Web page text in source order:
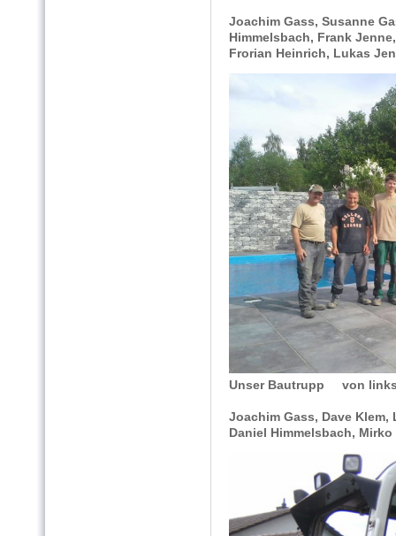
Joachim Gass, Susanne
Himmelsbach, Frank
Frorian Heinrich, Lukas
Unser Bautrupp von
Joachim Gass, Dave
Daniel Himmelsbach,